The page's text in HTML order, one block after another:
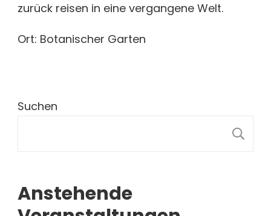
zurück reisen in eine vergangene Welt.
Ort: Botanischer Garten
Suchen
Anstehende